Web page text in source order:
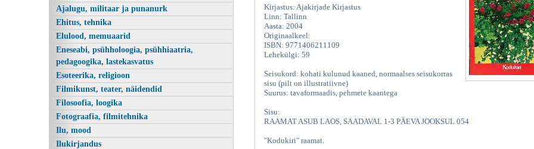
Ajalugu, militaar ja punanurk
Ehitus, tehnika
Elulood, memuaarid
Eneseabi, psühholoogia, psühhiaatria,
pedagoogika, lastekasvatus
Esoteerika, religioon
Filmikunst, teater, näidendid
Filosoofia, loogika
Fotograafia, filmitehnika
Ilu, mood
Ilukirjandus
Kirjastus: Ajakirjade Kirjastus
Linn: Tallinn
Aasta: 2004
Originaalkeel:
ISBN: 9771406211109
Lehekülgi: 59
Seisukord: kohati kulunud kaaned, normaalses seisukorras
sisu (pilt on illustratiivne)
Suurus: tavaformaadis, pehmete kaantega
Sisu:
RAAMAT ASUB LAOS, SAADAVAL 1-3 PÄEVA JOOKSUL 054
"Kodukiri" raamat.